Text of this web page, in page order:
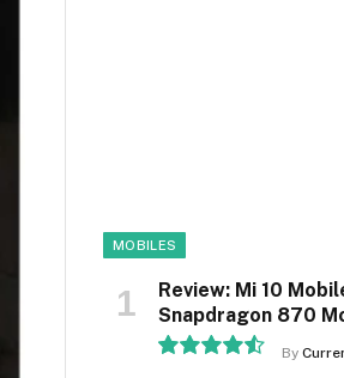
MOBILES
Review: Mi 10
Snapdragon 870
By